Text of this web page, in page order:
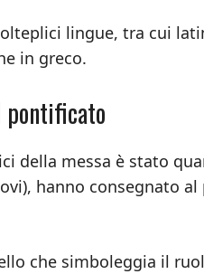
lingue, tra cui
in greco.
pontificato
della messa è stato
hanno consegnato
che simboleggia il